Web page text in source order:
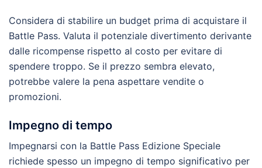
Considera di stabilire un budget prima di acquistare il
Battle Pass. Valuta il potenziale divertimento derivante
dalle ricompense rispetto al costo per evitare di
spendere troppo. Se il prezzo sembra elevato,
potrebbe valere la pena aspettare vendite o
promozioni.
Impegno di tempo
Impegnarsi con la Battle Pass Edizione Speciale
richiede spesso un impegno di tempo significativo per